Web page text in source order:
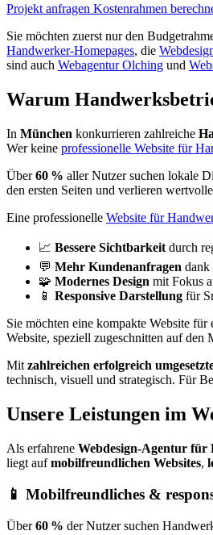
Projekt anfragen Kostenrahmen
Sie möchten zuerst nur den
Handwerker-Homepages, die
sind auch Webagentur Olching und
Warum
In München konkurrieren zahlreiche
Wer keine professionelle Website für
Über60 % aller Nutzer suchen lokale
den ersten Seiten und verlieren
Eine professionelle Website für
📈 Bessere Sichtbarkeit durch
💬 Mehr Kundenanfragen dank
🧩 Modernes Design mit Fokus
📱 Responsive Darstellung für
Sie möchten eine kompakte Website
Website, speziell zugeschnitten auf den
Mit zahlreichen erfolgreich
technisch, visuell und strategisch. Für
Unsere Leistungen im
Als erfahrene Webdesign-Agentur für
liegt aufmobilfreundlichen Websites,
📱 Mobilfreundliches &
Über60 % der Nutzer suchen